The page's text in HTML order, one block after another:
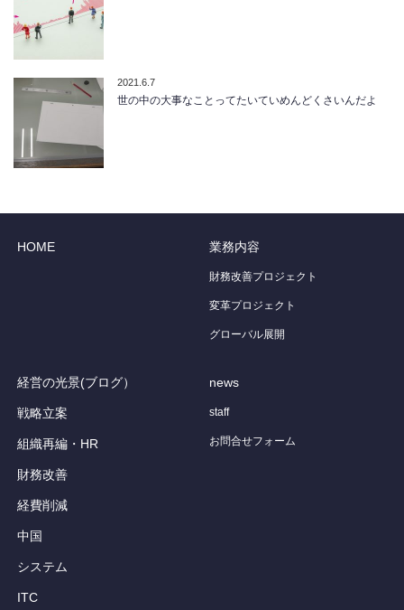
2021.6.7
世の中の大事なことってたいていめんどくさいんだよ
HOME 業務内容
財務改善プロジェクト
変革プロジェクト
グローバル展開
経営の光景(ブログ）
戦略立案
組織再編・HR
財務改善
経費削減
中国
システム
ITC
news
staff
お問合せフォーム